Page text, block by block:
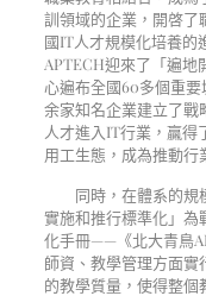
訓領域的企業，開啓了
國IT人才規模化培養的
APTECH迎來了「遍地
心遍布全國60多個重
余家知名企業建立了戰
人才進入 IT行業，贏得
用工生態，成為推動行
同時，在體系的規
實施和推行標準化」為
化手冊——《北大青鳥
師資、教學管理方面
的教學質量，使得整